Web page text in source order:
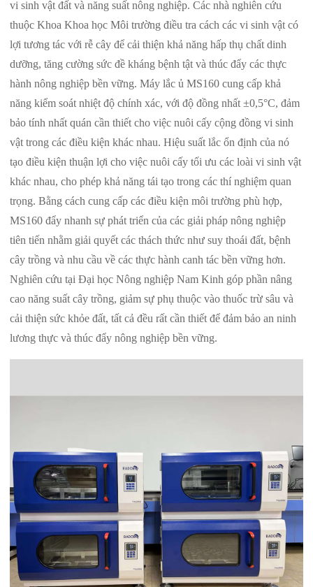
vi sinh vật đất và năng suất nông nghiệp. Các nhà nghiên cứu
thuộc Khoa Khoa học Môi trường điều tra cách các vi sinh vật có
lợi tương tác với rễ cây để cải thiện khả năng hấp thụ chất dinh
dưỡng, tăng cường sức đề kháng bệnh tật và thúc đẩy các thực
hành nông nghiệp bền vững. Máy lắc ủ MS160 cung cấp khả
năng kiểm soát nhiệt độ chính xác, với độ đồng nhất ±0,5°C, đảm
bảo tính nhất quán cần thiết cho việc nuôi cấy cộng đồng vi sinh
vật trong các điều kiện khác nhau. Hiệu suất lắc ổn định của nó
tạo điều kiện thuận lợi cho việc nuôi cấy tối ưu các loài vi sinh vật
khác nhau, cho phép khả năng tái tạo trong các thí nghiệm quan
trọng. Bằng cách cung cấp các điều kiện môi trường phù hợp,
MS160 đẩy nhanh sự phát triển của các giải pháp nông nghiệp
tiên tiến nhằm giải quyết các thách thức như suy thoái đất, bệnh
cây trồng và nhu cầu về các thực hành canh tác bền vững hơn.
Nghiên cứu tại Đại học Nông nghiệp Nam Kinh góp phần nâng
cao năng suất cây trồng, giảm sự phụ thuộc vào thuốc trừ sâu và
cải thiện sức khỏe đất, tất cả đều rất cần thiết để đảm bảo an ninh
lương thực và thúc đẩy nông nghiệp bền vững.